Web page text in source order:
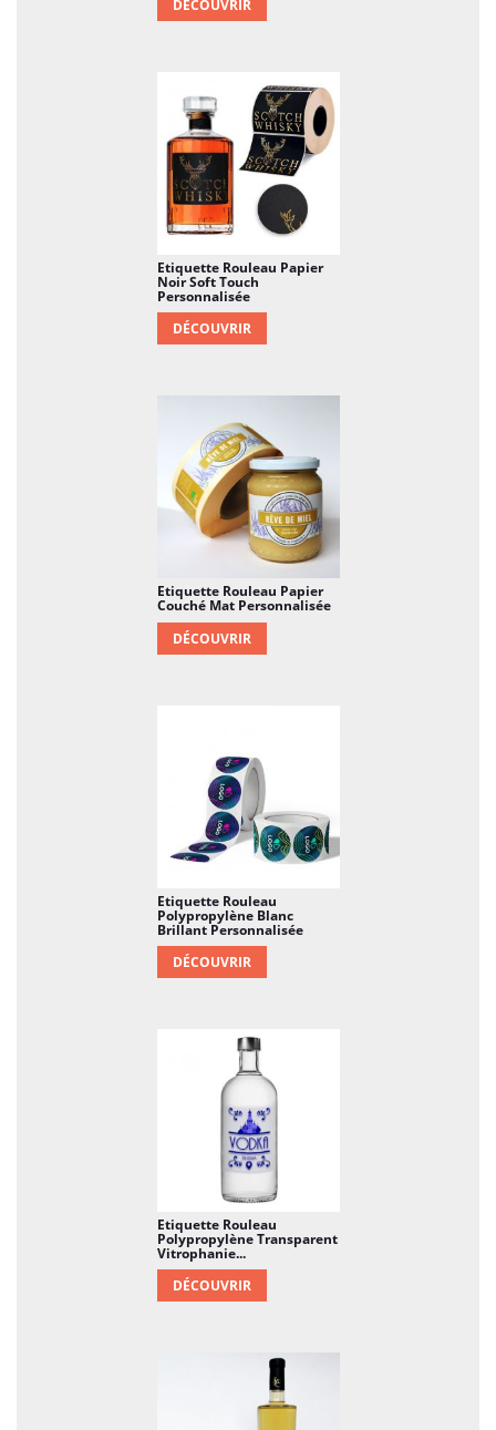
DÉCOUVRIR
Etiquette Rouleau Papier
Noir Soft Touch
Personnalisée
DÉCOUVRIR
Etiquette Rouleau Papier
Couché Mat Personnalisée
DÉCOUVRIR
Etiquette Rouleau
Polypropylène Blanc
Brillant Personnalisée
DÉCOUVRIR
Etiquette Rouleau
Polypropylène Transparent
Vitrophanie...
DÉCOUVRIR